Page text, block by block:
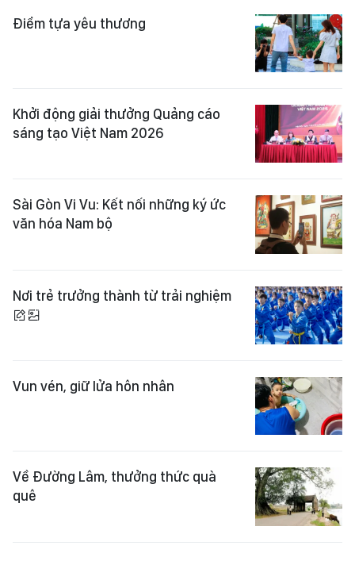
Điểm tựa yêu thương
Khởi động giải thưởng Quảng cáo
sáng tạo Việt Nam 2026
Sài Gòn Vi Vu: Kết nối những ký ức
văn hóa Nam bộ
Nơi trẻ trưởng thành từ trải nghiệm
Vun vén, giữ lửa hôn nhân
Về Đường Lâm, thưởng thức quà
quê